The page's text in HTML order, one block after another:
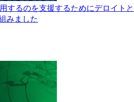
するのを支援するためにデロイトと
みました